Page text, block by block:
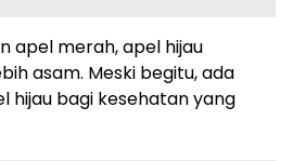
apel merah, apel hijau
asam. Meski begitu, ada
hijau bagi kesehatan yang